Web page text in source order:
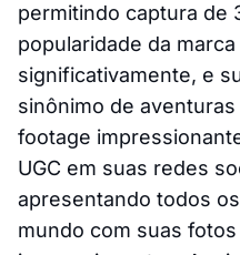
permitindo captura de
popularidade da
significativamente, e
sinônimo de
footage
UGC em suas redes
apresentando todos
mundo com suas